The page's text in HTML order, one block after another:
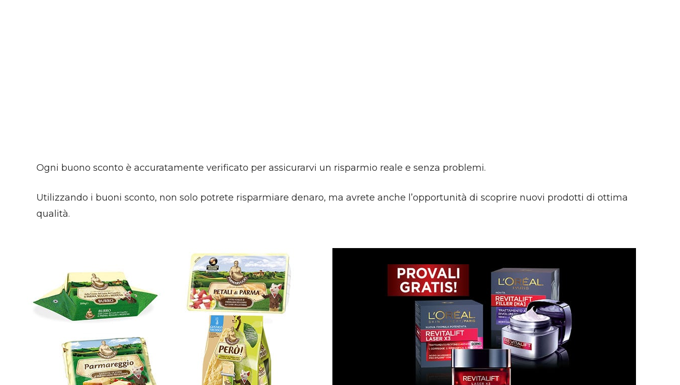
Ogni buono sconto è accuratamente verificato per assicurarvi un risparmio reale e senza problemi.
Utilizzando i buoni sconto, non solo potrete risparmiare denaro, ma avrete anche l’opportunità di scoprire nuovi prodotti di ottima
qualità.